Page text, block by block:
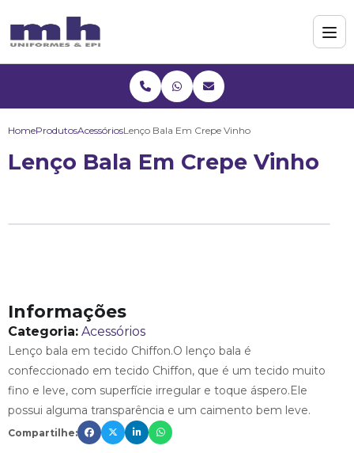
HomeProdutosAcessóriosLenço Bala Em Crepe Vinho
Lenço Bala Em Crepe Vinho
Informações
Categoria: Acessórios
Lenço bala em tecido Chiffon.O lenço bala é
confeccionado em tecido Chiffon, que é um tecido muito
fino e leve, com superfície irregular e toque áspero.Ele
possui alguma transparência e um caimento bem leve.
Compartilhe: